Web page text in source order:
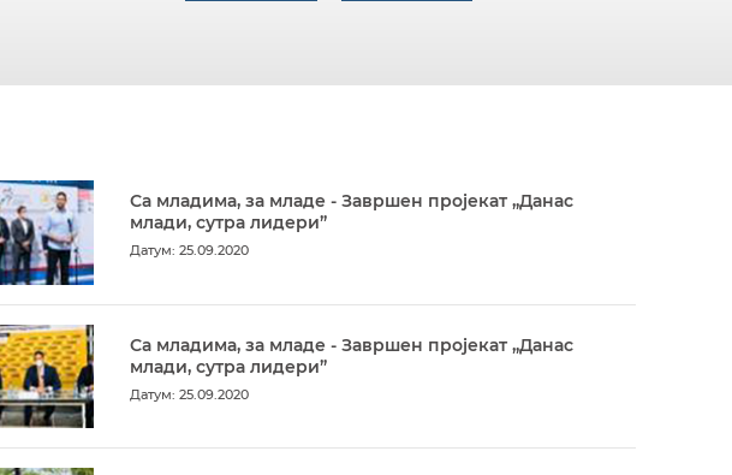
Са младима, за младе - Завршен пројекат „Данас
млади, сутра лидери”
Датум: 25.09.2020
Са младима, за младе - Завршен пројекат „Данас
млади, сутра лидери”
Датум: 25.09.2020